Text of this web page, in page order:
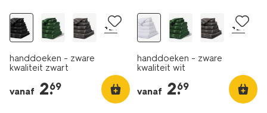
+21
handdoeken - zware
kwaliteit zwart
vanaf 2.
69
+21
handdoeken - zware
kwaliteit wit
vanaf 2.
69